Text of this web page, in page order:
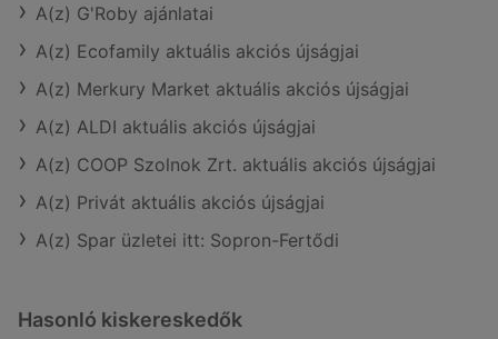
A(z) G'Roby ajánlatai
A(z) Ecofamily aktuális akciós újságjai
A(z) Merkury Market aktuális akciós újságjai
A(z) ALDI aktuális akciós újságjai
A(z) COOP Szolnok Zrt. aktuális akciós újságjai
A(z) Privát aktuális akciós újságjai
A(z) Spar üzletei itt: Sopron-Fertődi
Hasonló kiskereskedők